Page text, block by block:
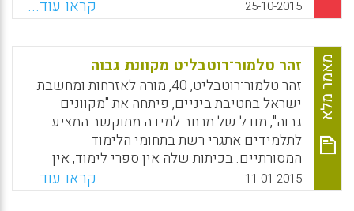
גם לקורסים כאלה יש מקום במרחב הלימודי
WhatsApp
Facebook
Email
X
(אורית פרנקו).
WhatsApp
Facebook
Email
X
25-10-2015 קראו עוד...
מאמר מלא זהר טלמור־רוטבליט מקוונת גבוה
זהר טלמור־רוטבליט, 40, מורה לאזרחות ומחשבת
ישראל בחטיבת ביניים, פיתחה את "מקוונים
גבוה", מודל של מרחב למידה מתוקשב המציע
לתלמידים אתגרי רשת בתחומי הלימוד
המסורתיים. בכיתות שלה אין ספרי לימוד, אין
מחברות, אין מבחנים, והתלמידים אינם יכולים
להעתיק; הם חייבים ליצור (אמתי מור).
11-01-2015 קראו עוד...